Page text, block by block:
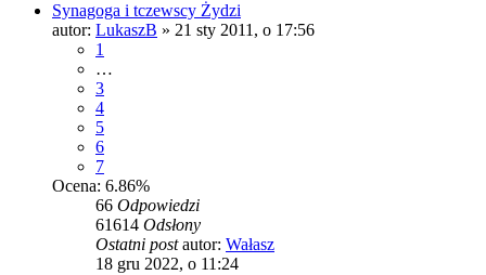
Synagoga i tczewscy Żydzi
autor: LukaszB » 21 sty 2011, o 17:56
1
…
3
4
5
6
7
Ocena: 6.86%
66 Odpowiedzi
61614 Odsłony
Ostatni postautor: Wałasz
18 gru 2022, o 11:24